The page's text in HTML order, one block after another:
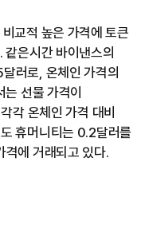
교적 높은 가격에 토큰
은시간 바이낸스의
러로, 온체인 가격의
선물 가격이
각 온체인 가격 대비
휴머니티는 0.2달러를
에 거래되고 있다.